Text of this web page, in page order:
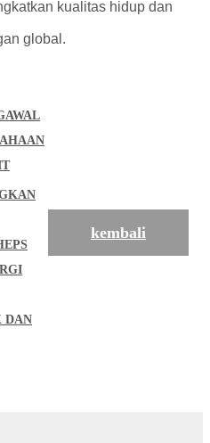
kualitas hidup dan
global.
DAN
kembali